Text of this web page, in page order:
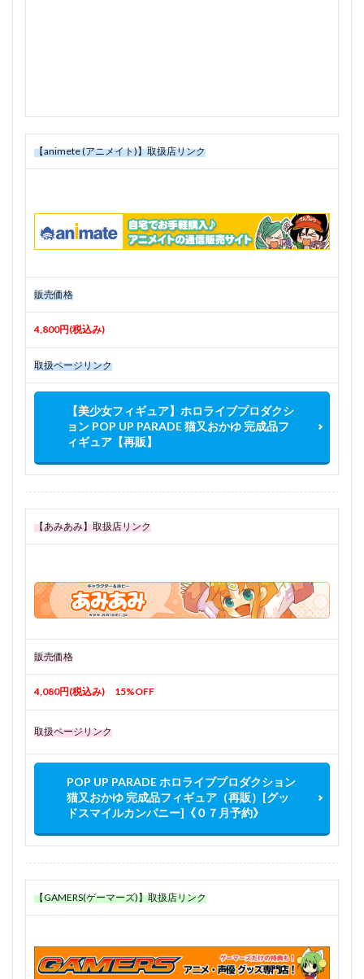
【animete (アニメイト)】取扱店リンク
販売価格
4,800円(税込み)
取扱ページリンク
【美少女フィギュア】ホロライブプロダクシ
ョン POP UP PARADE 猫又おかゆ 完成品フ
ィギュア【再販】
【あみあみ】取扱店リンク
販売価格
4,080円(税込み) 15%OFF
取扱ページリンク
POP UP PARADE ホロライブプロダクション
猫又おかゆ 完成品フィギュア（再販）[グッ
ドスマイルカンパニー]《０７月予約》
【GAMERS(ゲーマーズ)】取扱店リンク